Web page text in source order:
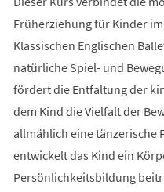
Früherziehung für Kinder
Klassischen Englischen
natürliche Spiel- und
fördert die Entfaltung der
dem Kind die Vielfalt der
allmählich eine tänzerische
entwickelt das Kind ein
Persönlichkeitsbildung